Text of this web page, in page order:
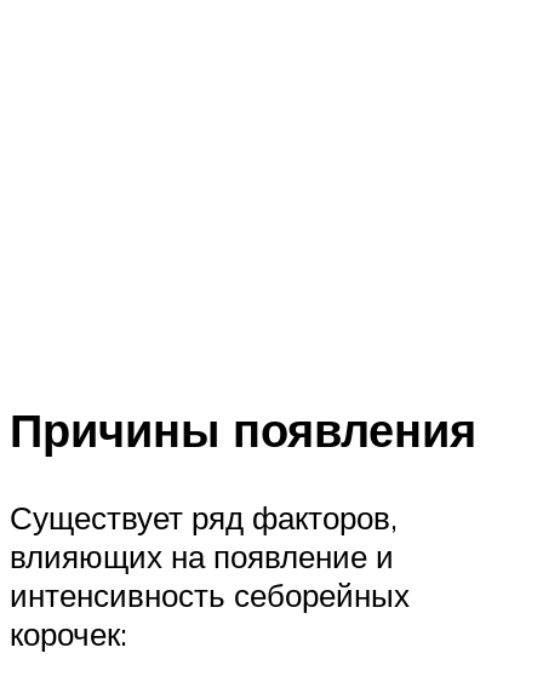
Причины появления
Существует ряд факторов,
влияющих на появление и
интенсивность себорейных
корочек: